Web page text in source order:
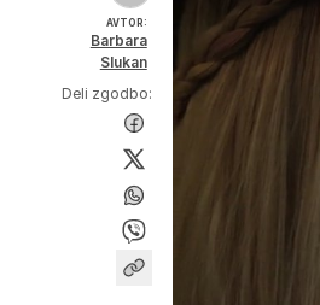
AVTOR:
Barbara
Slukan
Deli zgodbo: